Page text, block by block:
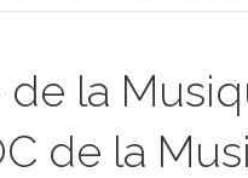
de la
de la